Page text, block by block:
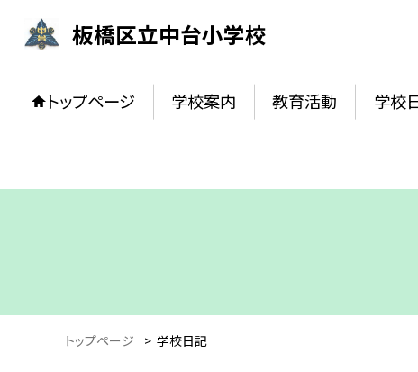
板橋区立中台小学校
トップページ 学校案内 教育活動 学校
トップページ > 学校日記